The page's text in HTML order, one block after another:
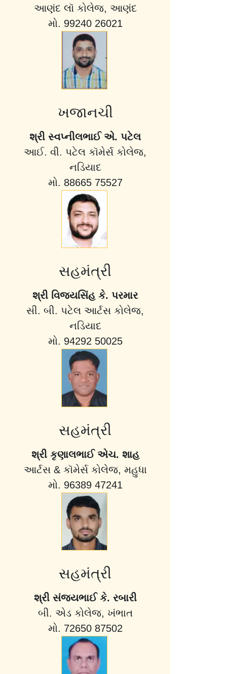
આણંદ લૉ કોલેજ, આણંદ
મો. 99240 26021
ખજાનચી
શ્રી સ્વપ્નીલભાઈ એ. પટેલ
આઈ. વી. પટેલ કૉમેર્સ કોલેજ,
નડિયાદ
મો. 88665 75527
સહમંત્રી
શ્રી વિજયસિંહ કે. પરમાર
સી. બી. પટેલ આર્ટસ કોલેજ,
નડિયાદ
મો. 94292 50025
સહમંત્રી
શ્રી કૃણાલભાઈ એચ. શાહ
આર્ટસ & કૉમેર્સ કોલેજ, મહુધા
મો. 96389 47241
સહમંત્રી
શ્રી સંજયભાઈ કે. રબારી
બી. એડ કોલેજ, ખંભાત
મો. 72650 87502